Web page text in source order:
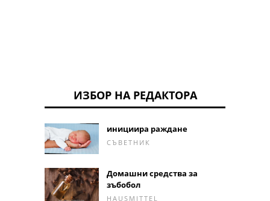
ИЗБОР НА РЕДАКТОРА
инициира раждане
СЪВЕТНИК
Домашни средства за
зъбобол
HAUSMITTEL